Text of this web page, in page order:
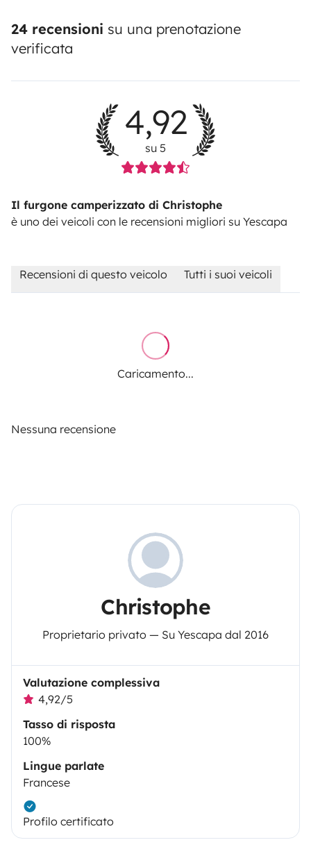
24 recensioni su una prenotazione
verificata
4,92
su 5
Il furgone camperizzato di Christophe
è uno dei veicoli con le recensioni migliori su Yescapa
Recensioni di questo veicolo Tutti i suoi veicoli
Caricamento...
Nessuna recensione
Christophe
Proprietario privato — Su Yescapa dal 2016
Valutazione complessiva
4,92/5
Tasso di risposta
100%
Lingue parlate
Francese
Profilo certificato